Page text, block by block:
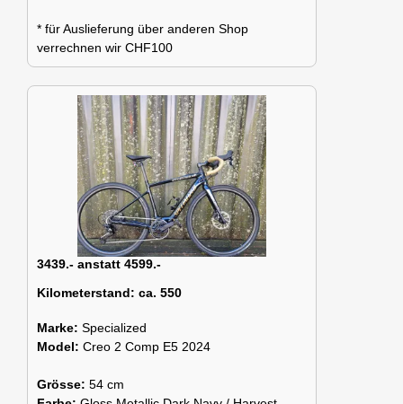
* für Auslieferung über anderen Shop
verrechnen wir CHF100
3439.- anstatt 4599.-
Kilometerstand: ca. 550
Marke: Specialized
Model: Creo 2 Comp E5 2024
Grösse: 54 cm